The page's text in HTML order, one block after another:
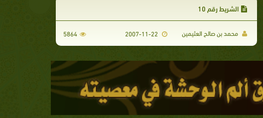
الشريط رقم 10
محمد بن صالح العثيمين 5864